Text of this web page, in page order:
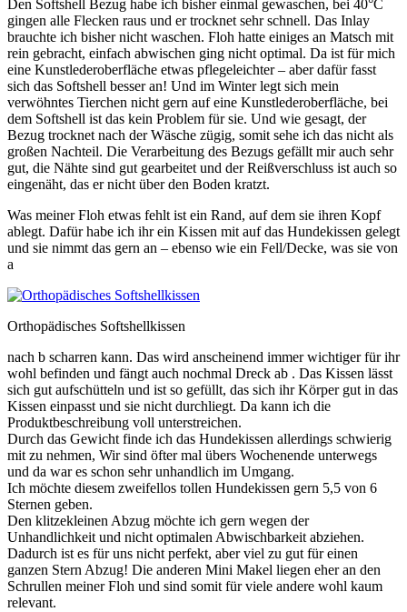
Den Softshell Bezug habe ich bisher einmal gewaschen, bei 40°C
gingen alle Flecken raus und er trocknet sehr schnell. Das Inlay
brauchte ich bisher nicht waschen. Floh hatte einiges an Matsch mit
rein gebracht, einfach abwischen ging nicht optimal. Da ist für mich
eine Kunstlederoberfläche etwas pflegeleichter – aber dafür fasst
sich das Softshell besser an! Und im Winter legt sich mein
verwöhntes Tierchen nicht gern auf eine Kunstlederoberfläche, bei
dem Softshell ist das kein Problem für sie. Und wie gesagt, der
Bezug trocknet nach der Wäsche zügig, somit sehe ich das nicht als
großen Nachteil. Die Verarbeitung des Bezugs gefällt mir auch sehr
gut, die Nähte sind gut gearbeitet und der Reißverschluss ist auch so
eingenäht, das er nicht über den Boden kratzt.
Was meiner Floh etwas fehlt ist ein Rand, auf dem sie ihren Kopf
ablegt. Dafür habe ich ihr ein Kissen mit auf das Hundekissen gelegt
und sie nimmt das gern an – ebenso wie ein Fell/Decke, was sie von
a
Orthopädisches Softshellkissen
nach b scharren kann. Das wird anscheinend immer wichtiger für ihr
wohl befinden und fängt auch nochmal Dreck ab . Das Kissen lässt
sich gut aufschütteln und ist so gefüllt, das sich ihr Körper gut in das
Kissen einpasst und sie nicht durchliegt. Da kann ich die
Produktbeschreibung voll unterstreichen.
Durch das Gewicht finde ich das Hundekissen allerdings schwierig
mit zu nehmen, Wir sind öfter mal übers Wochenende unterwegs
und da war es schon sehr unhandlich im Umgang.
Ich möchte diesem zweifellos tollen Hundekissen gern 5,5 von 6
Sternen geben.
Den klitzekleinen Abzug möchte ich gern wegen der
Unhandlichkeit und nicht optimalen Abwischbarkeit abziehen.
Dadurch ist es für uns nicht perfekt, aber viel zu gut für einen
ganzen Stern Abzug! Die anderen Mini Makel liegen eher an den
Schrullen meiner Floh und sind somit für viele andere wohl kaum
relevant.